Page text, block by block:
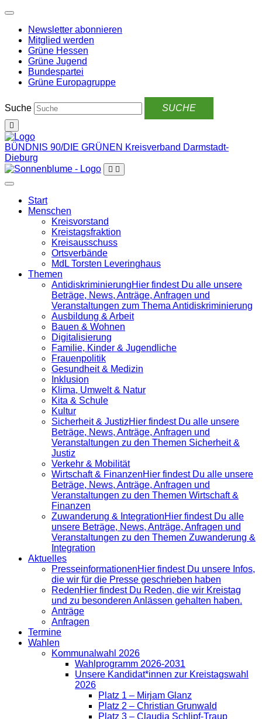
Weiter
Inhalt
Newsletter abonnieren
Mitglied werden
Grüne Hessen
Grüne Jugend
Bundespartei
Grüne Europagruppe
Suche
BÜNDNIS 90/DIE GRÜNEN Kreisverband Darmstadt-
Dieburg
Start
Menschen
Kreisvorstand
Kreistagsfraktion
Kreisausschuss
Ortsverbände
MdL Torsten Leveringhaus
Themen
Antidiskrimi­nierungHier findest Du alle unsere
Beträge, News, Anträge, Anfragen und
Veranstaltungen zum Thema Antidiskriminierung
Ausbildung & Arbeit
Bauen & Wohnen
Digitalisierung
Familie, Kinder & Jugendliche
Frauenpolitik
Gesundheit & Medizin
Inklusion
Klima, Umwelt & Natur
Kita & Schule
Kultur
Sicherheit & JustizHier findest Du alle unsere
Beträge, News, Anträge, Anfragen und
Veranstaltungen zu den Themen Sicherheit &
Justiz
Verkehr & Mobilität
Wirtschaft & FinanzenHier findest Du alle unsere
Beträge, News, Anträge, Anfragen und
Veranstaltungen zu den Themen Wirtschaft &
Finanzen
Zuwanderung & IntegrationHier findest Du alle
unsere Beträge, News, Anträge, Anfragen und
Veranstaltungen zu den Themen Zuwanderung &
Integration
Aktuelles
Presse­informationenHier findest Du unsere Infos,
die wir für die Presse geschrieben haben
RedenHier findest Du Reden, die wir Kreistag
und zu besonderen Anlässen gehalten haben.
Anträge
Anfragen
Termine
Wahlen
Kommunalwahl 2026
Wahlprogramm 2026-2031
Unsere Kandidat*innen zur Kreistagswahl
2026
Platz 1 – Mirjam Glanz
Platz 2 – Christian Grunwald
Platz 3 – Claudia Schlipf-Traup